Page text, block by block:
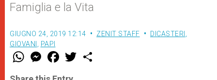
Famiglia e la Vita
GIUGNO 24, 2019 12:14 ZENIT STAFF DICASTERI
GIOVANI
PAPI
W
t
M
e
s
F
a
e
w